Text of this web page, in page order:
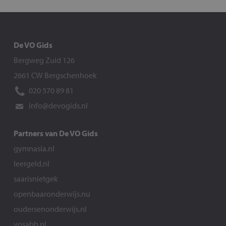
De VO Gids
Bergweg Zuid 126
2661 CW Bergschenhoek
020 570 89 81
info@devogids.nl
Partners van De VO Gids
gymnasia.nl
leergeld.nl
saarisnietgek
openbaaronderwijs.nu
oudersenonderwijs.nl